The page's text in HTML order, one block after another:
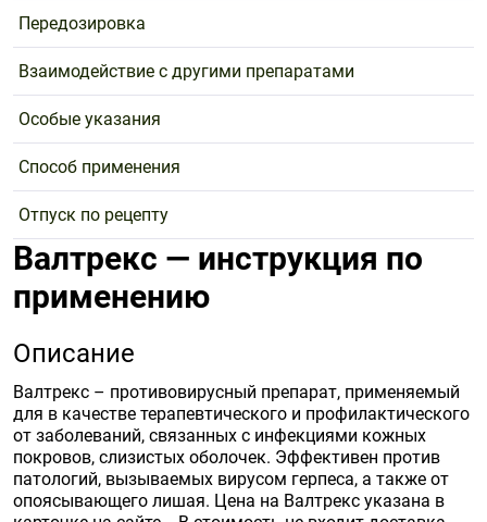
Передозировка
Взаимодействие с другими препаратами
Особые указания
Способ применения
Отпуск по рецепту
Валтрекс — инструкция по
применению
Описание
Валтрекс – противовирусный препарат, применяемый
для в качестве терапевтического и профилактического
от заболеваний, связанных с инфекциями кожных
покровов, слизистых оболочек. Эффективен против
патологий, вызываемых вирусом герпеса, а также от
опоясывающего лишая. Цена на Валтрекс указана в